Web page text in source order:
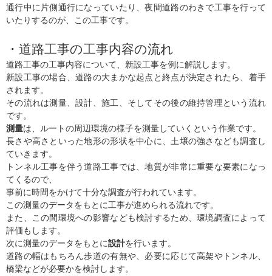
通行中に片側通行になっていたり、夜間道路のわきで工事を行って
いたりするのが、この工事です。
・道路工事の工事内容の流れ
道路工事の工事内容について、新設工事を例に解説します。
新設工事の場合、道路の大まかな起点と終点が決定されたら、着手
されます。
その流れは測量、設計、施工、そしてその後の維持管理という流れ
です。
測量は、ルートの周辺環境の様子を測量していくという作業です。
長さや高さといった地形の形状を中心に、土壌の強さなども調査し
ていきます。
トンネル工事を伴う道路工事では、地質が非常に重要な要素になっ
てくるので、
事前に時間をかけて十分な調査が行われています。
この測量のデータをもとに工事が進められる流れです。
また、この間環境への影響なども検討するため、環境調査によって
評価もします。
次に測量のデータをもとに設計を行います。
道路の幅はもちろん歩道の有無や、必要に応じて高架やトンネル、
橋梁などが必要かを検討します。